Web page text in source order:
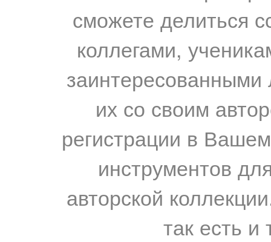
сможете делиться
коллегами,
их со своим
регистрации в
инструментов
авторской
так есть и